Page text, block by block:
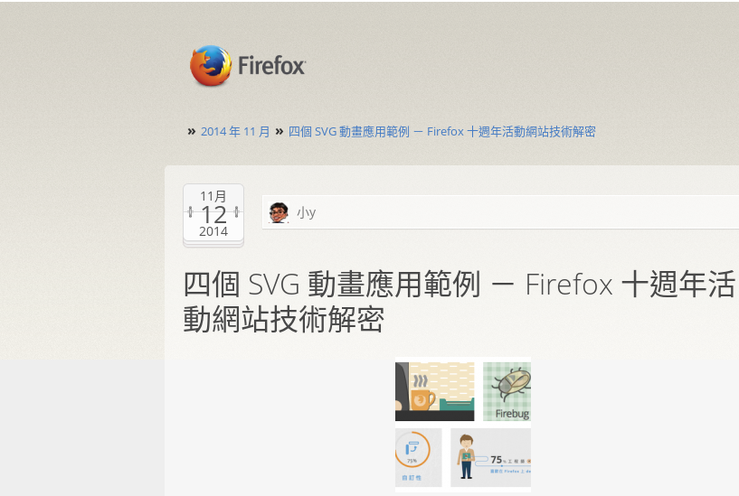
» 2014 年 11 月 » 四個 SVG 動畫應用範例 － Firefox 十週年活動網站技術解密
11月
12
2014
小y
四個 SVG 動畫應用範例 － Firefox 十週年活
動網站技術解密